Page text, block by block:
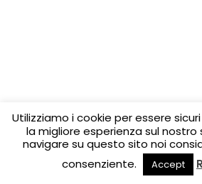
Utilizziamo i cookie per essere
la migliore esperienza sul nostro
navigare su questo sito noi
consenziente.
Accept